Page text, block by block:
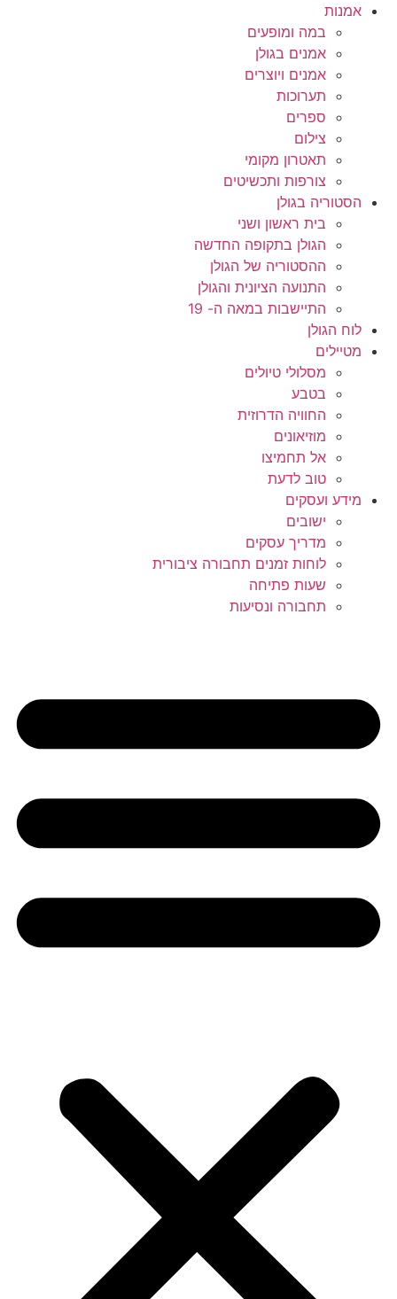
אמנות
במה ומופעים
אמנים בגולן
אמנים ויוצרים
תערוכות
ספרים
צילום
תאטרון מקומי
צורפות ותכשיטים
הסטוריה בגולן
בית ראשון ושני
הגולן בתקופה החדשה
ההסטוריה של הגולן
התנועה הציונית והגולן
התיישבות במאה ה- 19
לוח הגולן
מטיילים
מסלולי טיולים
בטבע
החוויה הדרוזית
מוזיאונים
אל תחמיצו
טוב לדעת
מידע ועסקים
ישובים
מדריך עסקים
לוחות זמנים תחבורה ציבורית
שעות פתיחה
תחבורה ונסיעות